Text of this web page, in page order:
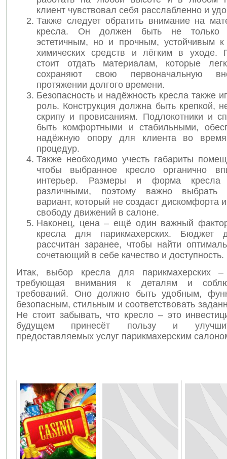
клиент чувствовал себя расслабленно и
Также следует обратить внимание на
кресла. Он должен быть не только
эстетичным, но и прочным, устойчивым к
химических средств и лёгким в уходе.
стоит отдать материалам, которые
сохраняют свою первоначальную
протяжении долгого времени.
Безопасность и надёжность кресла также
роль. Конструкция должна быть крепкой,
скрипу и провисаниям. Подлокотники и
быть комфортными и стабильными,
надёжную опору для клиента во
процедур.
Также необходимо учесть габариты
чтобы выбранное кресло органично
интерьер. Размеры и форма кресла
различными, поэтому важно выбрать
вариант, который не создаст дискомфорта
свободу движений в салоне.
Наконец, цена – ещё один важный
кресла для парикмахерских. Бюджет
рассчитан заранее, чтобы найти
сочетающий в себе качество и доступность.
Итак, выбор кресла для парикмахерских
требующая внимания к деталям и
требований. Оно должно быть удобным,
безопасным, стильным и соответствовать
Не стоит забывать, что кресло – это
будущем принесёт пользу и
предоставляемых услуг парикмахерским